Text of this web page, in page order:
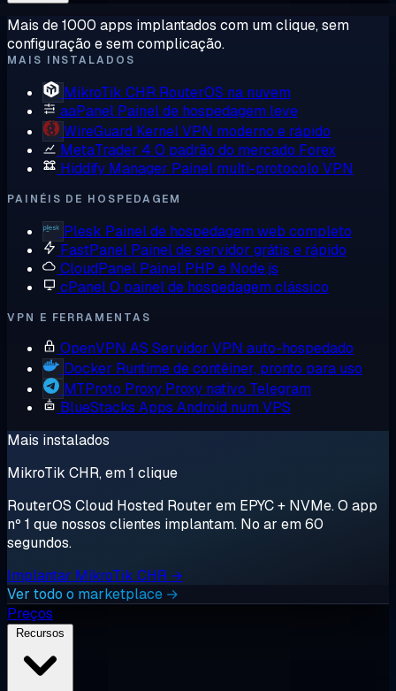
Mais de 1000 apps implantados com um clique, sem
configuração e sem complicação.
MAIS INSTALADOS
MikroTik CHR RouterOS na nuvem
aaPanel Painel de hospedagem leve
WireGuard Kernel VPN moderno e rápido
MetaTrader 4 O padrão do mercado Forex
Hiddify Manager Painel multi-protocolo VPN
PAINÉIS DE HOSPEDAGEM
Plesk Painel de hospedagem web completo
FastPanel Painel de servidor grátis e rápido
CloudPanel Painel PHP e Node.js
cPanelO painel de hospedagem clássico
VPN E FERRAMENTAS
OpenVPN AS Servidor VPN auto-hospedado
Docker Runtime de contêiner, pronto para uso
MTProto Proxy Proxy nativo Telegram
BlueStacks Apps Android num VPS
Mais instalados
MikroTik CHR, em 1 clique
RouterOS Cloud Hosted Router em EPYC + NVMe. O app
nº 1 que nossos clientes implantam. No ar em 60
segundos.
Implantar MikroTik CHR →
Ver todo o marketplace →
Preços